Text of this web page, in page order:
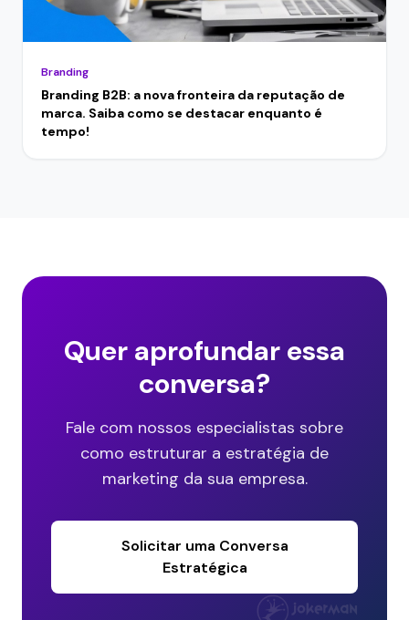
Branding
Branding B2B: a nova fronteira da reputação de
marca. Saiba como se destacar enquanto é
tempo!
Quer aprofundar essa
conversa?
Fale com nossos especialistas sobre
como estruturar a estratégia de
marketing da sua empresa.
Solicitar uma Conversa
Estratégica